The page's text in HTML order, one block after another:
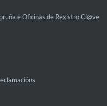
e Oficinas de Rexistro Cl@ve